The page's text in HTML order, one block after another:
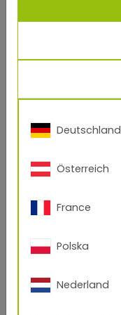
nombre*
direccion
teléfono
Su mensaje
Deutschland
Österreich
France
Polska
Nederland